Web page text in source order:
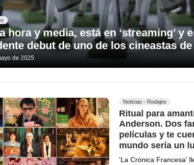
hora y media, está en ‘streaming’ y
debut de uno de los cineastas
de 2025
Noticias - Rodajes
Ritual para
Anderson. Dos
películas y te
mundo sería un
'La Crónica Francesa'